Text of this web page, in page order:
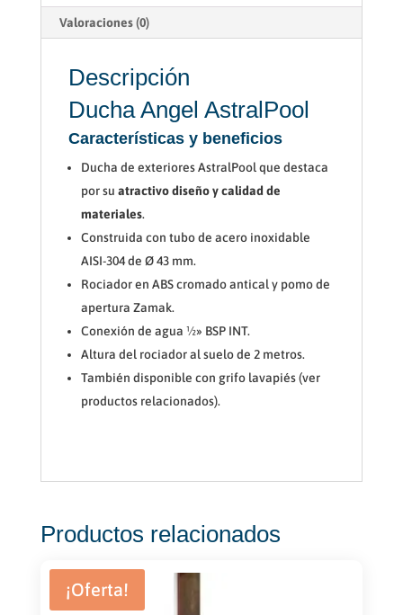
Valoraciones (0)
Descripción
Ducha Angel AstralPool
Características y beneficios
Ducha de exteriores AstralPool que destaca
por su atractivo diseño y calidad de
materiales.
Construida con tubo de acero inoxidable
AISI-304 de Ø 43 mm.
Rociador en ABS cromado antical y pomo de
apertura Zamak.
Conexión de agua ½» BSP INT.
Altura del rociador al suelo de 2 metros.
También disponible con grifo lavapiés (ver
productos relacionados).
Productos relacionados
¡Oferta!